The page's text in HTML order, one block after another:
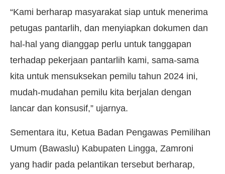
“Kami berharap masyarakat siap untuk menerima
petugas pantarlih, dan menyiapkan dokumen dan
hal-hal yang dianggap perlu untuk tanggapan
terhadap pekerjaan pantarlih kami, sama-sama
kita untuk mensuksekan pemilu tahun 2024 ini,
mudah-mudahan pemilu kita berjalan dengan
lancar dan konsusif,” ujarnya.
Sementara itu, Ketua Badan Pengawas Pemilihan
Umum (Bawaslu) Kabupaten Lingga, Zamroni
yang hadir pada pelantikan tersebut berharap,